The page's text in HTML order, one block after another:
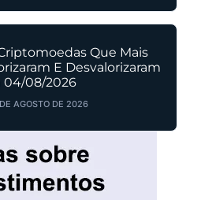
Que Mais
E Desvalorizaram
04/08/2026
AGOSTO DE 2026